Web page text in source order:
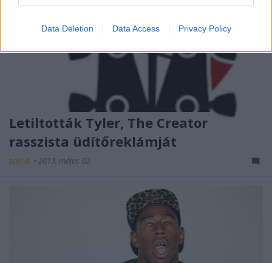
Data Deletion Data Access Privacy Policy
Letiltották Tyler, The Creator
rasszista üdítőreklámját
sajó d. • 2013. május 02.